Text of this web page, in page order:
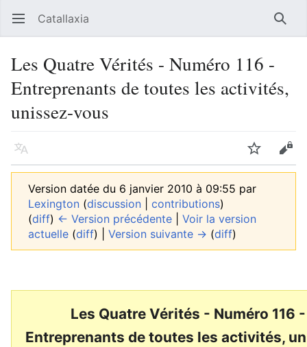
Ouvrir le menu principal Catallaxia
Les Quatre Vérités - Numéro 116 -
Entreprenants de toutes les activités,
unissez-vous
Langue Suivre
Version datée du 6 janvier 2010 à 09:55 par
Lexington (discussion contributions)
(diff) ← Version précédente
Voir la version
actuelle (diff) | Version suivante → (diff)
Les Quatre Vérités - Numéro 116 -
Entreprenants de toutes les activités,